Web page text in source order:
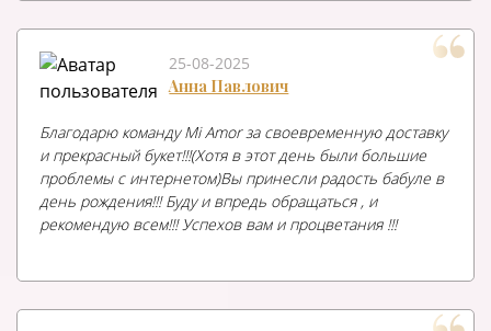
25-08-2025
Анна Павлович
Благодарю команду Mi Amor за своевременную доставку
и прекрасный букет!!!(Хотя в этот день были большие
проблемы с интернетом)Вы принесли радость бабуле в
день рождения!!! Буду и впредь обращаться , и
рекомендую всем!!! Успехов вам и процветания !!!